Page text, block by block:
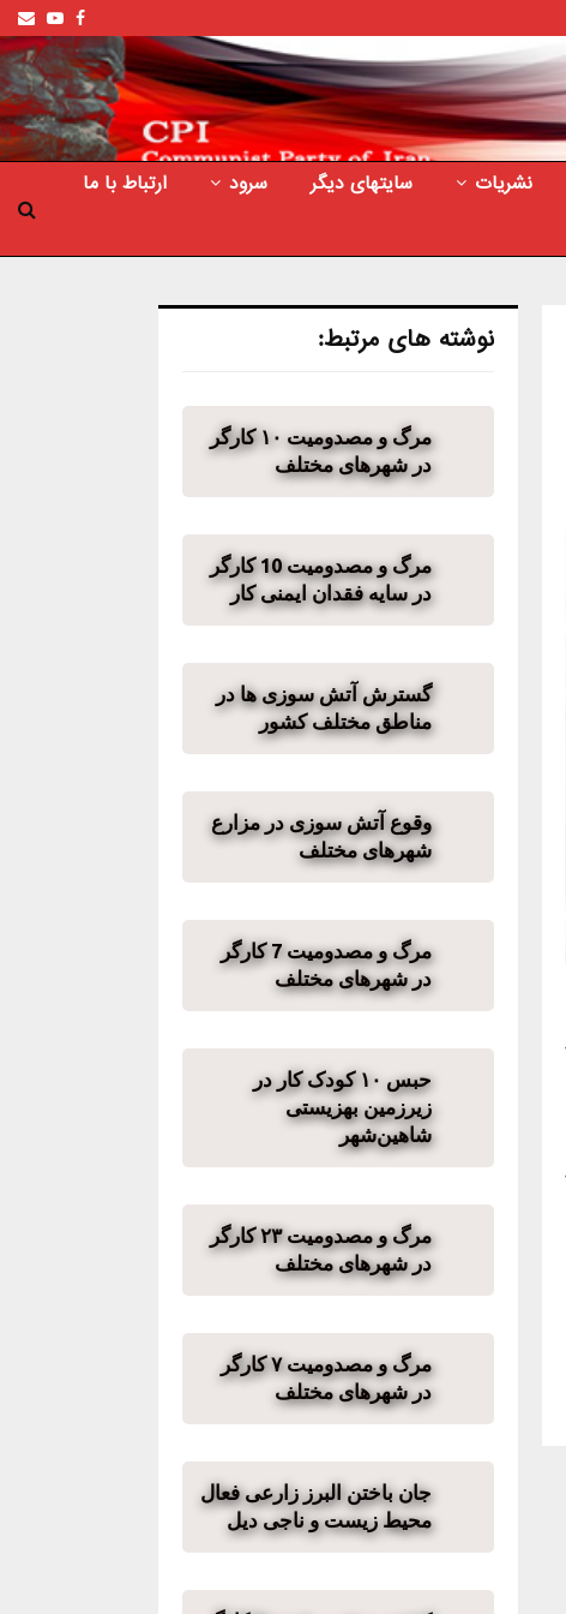
Facebook
نشریات سایتهای دیگر سرود
ارتباط با ما
نوشته های مرتبط:
مرگ و مصدومیت ۱۰ کارگر
در شهرهای مختلف
مرگ و مصدومیت 10 کارگر
در سایه فقدان ایمنی کار
گسترش آتش سوزی ها در
مناطق مختلف کشور
وقوع آتش سوزی در مزارع
شهرهای مختلف
مرگ و مصدومیت 7 کارگر
در شهرهای مختلف
حبس ۱۰ کودک کار در
زیرزمین بهزیستی
شاهین‌شهر
مرگ و مصدومیت ۲۳ کارگر
در شهرهای مختلف
مرگ و مصدومیت ۷ کارگر
در شهرهای مختلف
جان باختن البرز زارعی فعال
محیط زیست و ناجی دیل